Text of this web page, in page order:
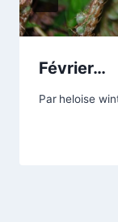
Février…
Par heloise